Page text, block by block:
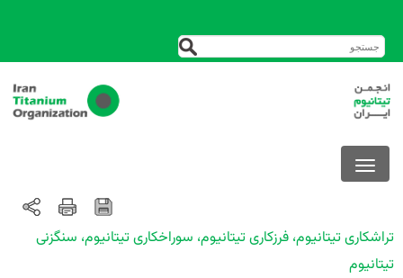
تراشکاری تیتانیوم، فرزکاری تیتانیوم، سوراخکاری تیتانیوم، سنگزنی
تیتانیوم